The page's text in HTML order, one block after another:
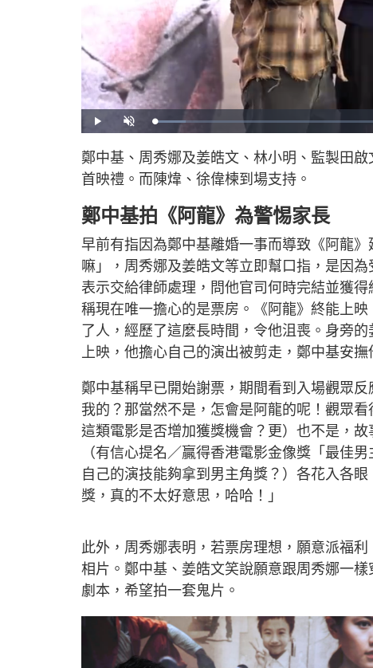
P
l
U
n
t
L
o
e
d
:
6
.
%
鄭中基、周秀娜及姜皓文、林小明、監製田
首映禮。而陳煒、徐偉楝到場支持。
鄭中基拍《阿龍》為警惕家長
早前有指因為鄭中基離婚一事而導致《阿龍
嘛」，周秀娜及姜皓文等立即幫口指，是因
表示交給律師處理，問他官司何時完結並獲
稱現在唯一擔心的是票房。《阿龍》終能上
了人，經歷了這麼長時間，令他沮喪。身旁
上映，他擔心自己的演出被剪走，鄭中基安
鄭中基稱早已開始謝票，期間看到入場觀眾
我的？那當然不是，怎會是阿龍的呢！觀眾
這類電影是否增加獲獎機會？更）也不是，
（有信心提名／贏得香港電影金像獎「最佳
自己的演技能夠拿到男主角獎？）各花入各
獎，真的不太好意思，哈哈！」
此外，周秀娜表明，若票房理想，願意派福
相片。鄭中基、姜皓文笑說願意跟周秀娜一
劇本，希望拍一套鬼片。